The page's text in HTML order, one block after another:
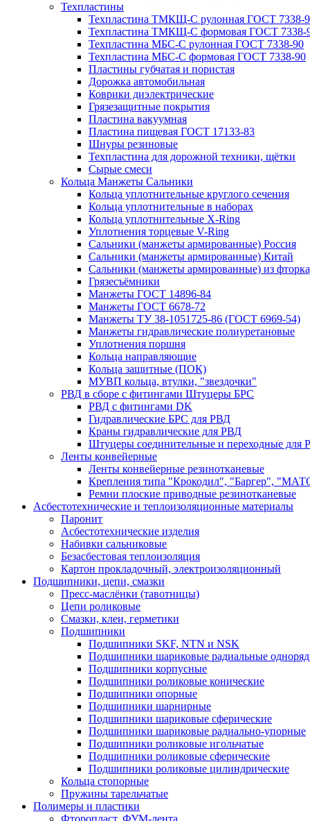
Техпластины
Техпластина ТМКЩ-С рулонная ГОСТ 7338-
Техпластина ТМКЩ-С формовая ГОСТ 7338-
Техпластина МБС-С рулонная ГОСТ 7338-90
Техпластина МБС-С формовая ГОСТ 7338-90
Пластины губчатая и пористая
Дорожка автомобильная
Коврики диэлектрические
Грязезащитные покрытия
Пластина вакуумная
Пластина пищевая ГОСТ 17133-83
Шнуры резиновые
Техпластина для дорожной техники, щётки
Сырые смеси
Кольца Манжеты Сальники
Кольца уплотнительные круглого сечения
Кольца уплотнительные в наборах
Кольца уплотнительные Х-Ring
Уплотнения торцевые V-Ring
Сальники (манжеты армированные) Россия
Сальники (манжеты армированные) Китай
Сальники (манжеты армированные) из
Грязесъёмники
Манжеты ГОСТ 14896-84
Манжеты ГОСТ 6678-72
Манжеты ТУ 38-1051725-86 (ГОСТ 6969-54)
Манжеты гидравлические полиуретановые
Уплотнения поршня
Кольца направляющие
Кольца защитные (ПОК)
МУВП кольца, втулки, "звездочки"
РВД в сборе с фитингами Штуцеры БРС
РВД с фитингами DK
Гидравлические БРС для РВД
Краны гидравлические для РВД
Штуцеры соединительные и переходные для
Ленты конвейерные
Ленты конвейерные резинотканевые
Крепления типа "Крокодил", "Баргер",
Ремни плоские приводные резинотканевые
Асбестотехнические и теплоизоляционные материалы
Паронит
Асбестотехнические изделия
Набивки сальниковые
Безасбестовая теплоизоляция
Картон прокладочный, электроизоляционный
Подшипники, цепи, смазки
Пресс-маслёнки (тавотницы)
Цепи роликовые
Смазки, клеи, герметики
Подшипники
Подшипники SKF, NTN и NSK
Подшипники шариковые радиальные
Подшипники корпусные
Подшипники роликовые конические
Подшипники опорные
Подшипники шарнирные
Подшипники шариковые сферические
Подшипники шариковые радиально-упорные
Подшипники роликовые игольчатые
Подшипники роликовые сферические
Подшипники роликовые цилиндрические
Кольца стопорные
Пружины тарельчатые
Полимеры и пластики
Фторопласт, ФУМ-лента